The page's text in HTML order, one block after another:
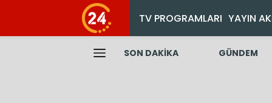
TV PROGRAMLARI YAYIN
SON DAKİKA GÜNDEM